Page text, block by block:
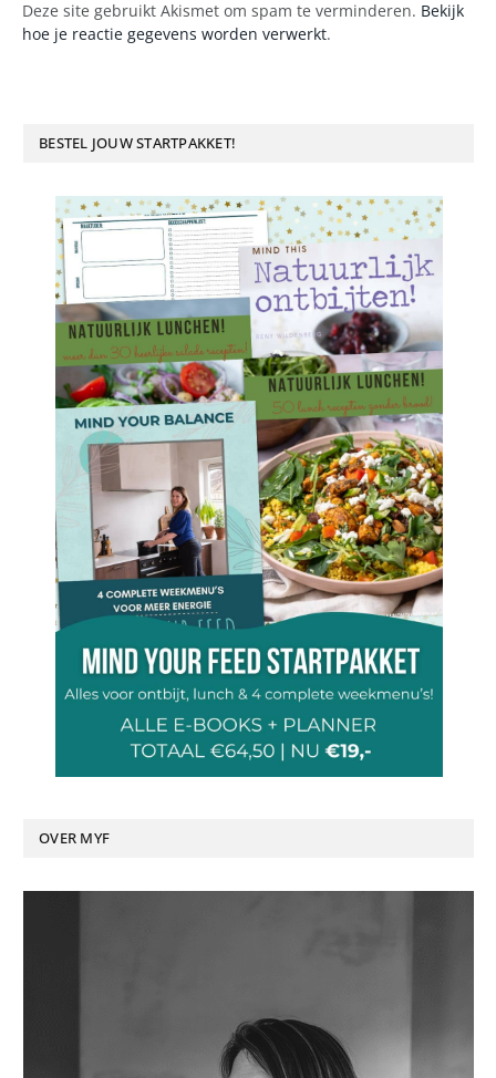
Deze site gebruikt Akismet om spam te verminderen. Bekijk
hoe je reactie gegevens worden verwerkt.
BESTEL JOUW STARTPAKKET!
OVER MYF